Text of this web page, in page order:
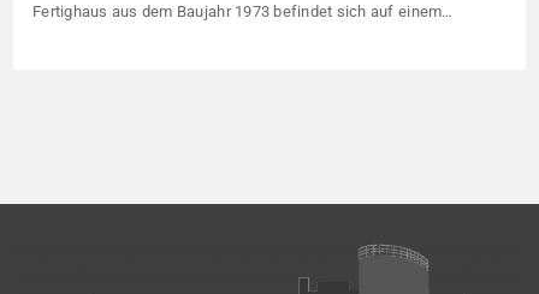
Fertighaus aus dem Baujahr 1973 befindet sich auf einem
Wohnen und Vermieten. Das […]